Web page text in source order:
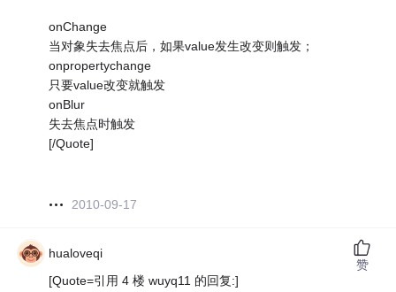
onChange
当对象失去焦点后，如果value发生改变则触发；
onpropertychange
只要value改变就触发
onBlur
失去焦点时触发
[/Quote]
2010-09-17
hualoveqi
[Quote=引用 4 楼 wuyq11 的回复:]
赞